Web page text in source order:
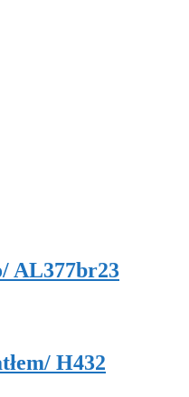
AL377br23
H432